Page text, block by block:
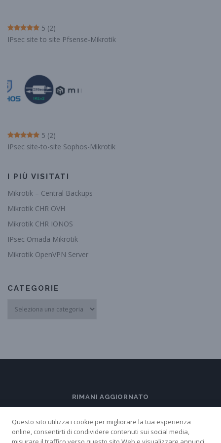
5 (2)
IPsec site to site Pfsense-Mikrotik
5 (2)
IPsec site-to-site Sophos-Mikrotik
I PIÙ VISITATI
Mikrotik – Central Backups
Mikrotik CHR OVH
Mikrotik CHR IONOS
IPsec Omada Mikrotik
Mikrotik OpenVPN Server
CATEGORIE
RIMANI AGGIORNATO
Questo sito utilizza i cookie per migliorare la tua esperienza
online, consentirti di condividere contenuti sui social media,